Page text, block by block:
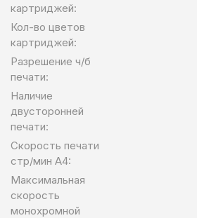
картриджей:
Кол-во цветов
картриджей:
Разрешение ч/б
печати:
Наличие
двусторонней
печати:
Скорость печати
стр/мин A4:
Максимальная
скорость
монохромной